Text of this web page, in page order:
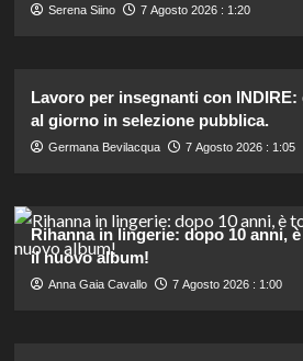
Serena Siino 7 Agosto 2026 : 1:20
Lavoro per insegnanti con INDIRE:
al giorno in selezione pubblica.
Germana Bevilacqua 7 Agosto 2026 : 1:05
Rihanna in lingerie: dopo 10 anni,
il nuovo album!
Anna Gaia Cavallo 7 Agosto 2026 : 1:00